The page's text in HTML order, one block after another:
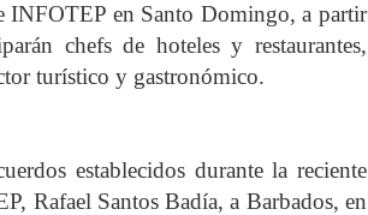
INFOTEP en Santo Domingo, a partir
chefs de hoteles y restaurantes,
turístico y gastronómico.
establecidos durante la reciente
Rafael Santos Badía, a Barbados, en